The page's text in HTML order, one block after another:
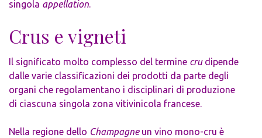
singola appellation
Crus e vigneti
Il significato molto complesso del termine crudipende
dalle varie classificazioni dei prodotti da parte degli
organi che regolamentano i disciplinari di produzione
di ciascuna singola zona vitivinicola francese.
Nella regione dello Champagneun vino mono-cru è